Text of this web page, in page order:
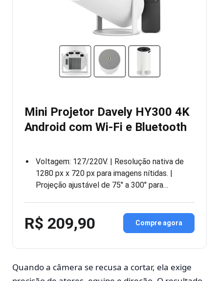
Mini Projetor Davely HY300 4K
Android com Wi-Fi e Bluetooth
Voltagem: 127/220V. | Resolução nativa de
1280 px x 720 px para imagens nítidas. |
Projeção ajustável de 75″ a 300″ para…
R$ 209,90 Compre agora
Quando a câmera se recusa a cortar, ela exige